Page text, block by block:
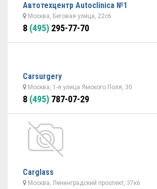
Автотехцентр Autoclinica №1
Москва, Беговая улица, 22с6
8 (495) 295-77-70
Carsurgery
Москва, 1-я улица Ямского Поля, 30
8 (495) 787-07-29
Carglass
Москва, Ленинградский проспект, 37к6